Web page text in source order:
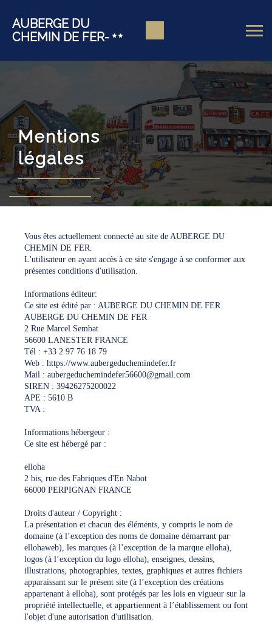
AUBERGE DU
CHEMIN DE FER-
Mentions
légales
Vous êtes actuellement connecté au site de AUBERGE DU
CHEMIN DE FER.
L'utilisateur en ayant accès à ce site s'engage à se conformer aux
présentes conditions d'utilisation.
Informations éditeur:
Ce site est édité par : AUBERGE DU CHEMIN DE FER
AUBERGE DU CHEMIN DE FER
2 Rue Marcel Sembat
56600 LANESTER FRANCE
Tél : +33 2 97 76 18 79
Web : https://www.aubergeduchemindefer.fr
Mail : aubergeduchemindefer56600@gmail.com
SIREN : 39426275200022
APE : 5610 B
TVA :
Informations hébergeur :
Ce site est hébergé par :
elloha
2 bis, rue des Fabriques d'En Nabot
66000 PERPIGNAN FRANCE
Droits d'auteur / Copyright :
La présentation et chacun des éléments, y compris le nom de
domaine (à l’exception des noms de domaine démarrant par
ellohaweb), les marques (à l’exception de la marque elloha),
logos (à l’exception du logo elloha), enseignes, dessins,
illustrations, photographies, textes, graphiques et autres fichiers
apparaissant sur le présent site (à l’exception des créations
appartenant à elloha), sont protégés par les lois en vigueur sur la
propriété intellectuelle, et appartiennent à l’établissement ou font
l'objet d'une autorisation d'utilisation.